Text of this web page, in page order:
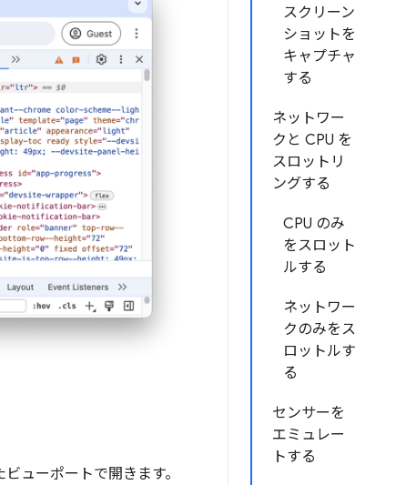
スクリーン
ショットを
キャプチャ
する
ネットワー
クと CPU を
スロットリ
ングする
CPU のみ
をスロット
ルする
ネットワー
クのみをス
ロットルす
る
センサーを
エミュレー
トする
ューポートで開きます。